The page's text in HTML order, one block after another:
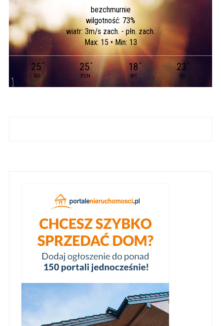
bezchmurnie
wilgotność: 73%
wiatr: 3m/s zach. - płn. zach.
Max: 15 • Min: 13
25 °
ND
25°
PON
18 °
WT
23 °
ŚR